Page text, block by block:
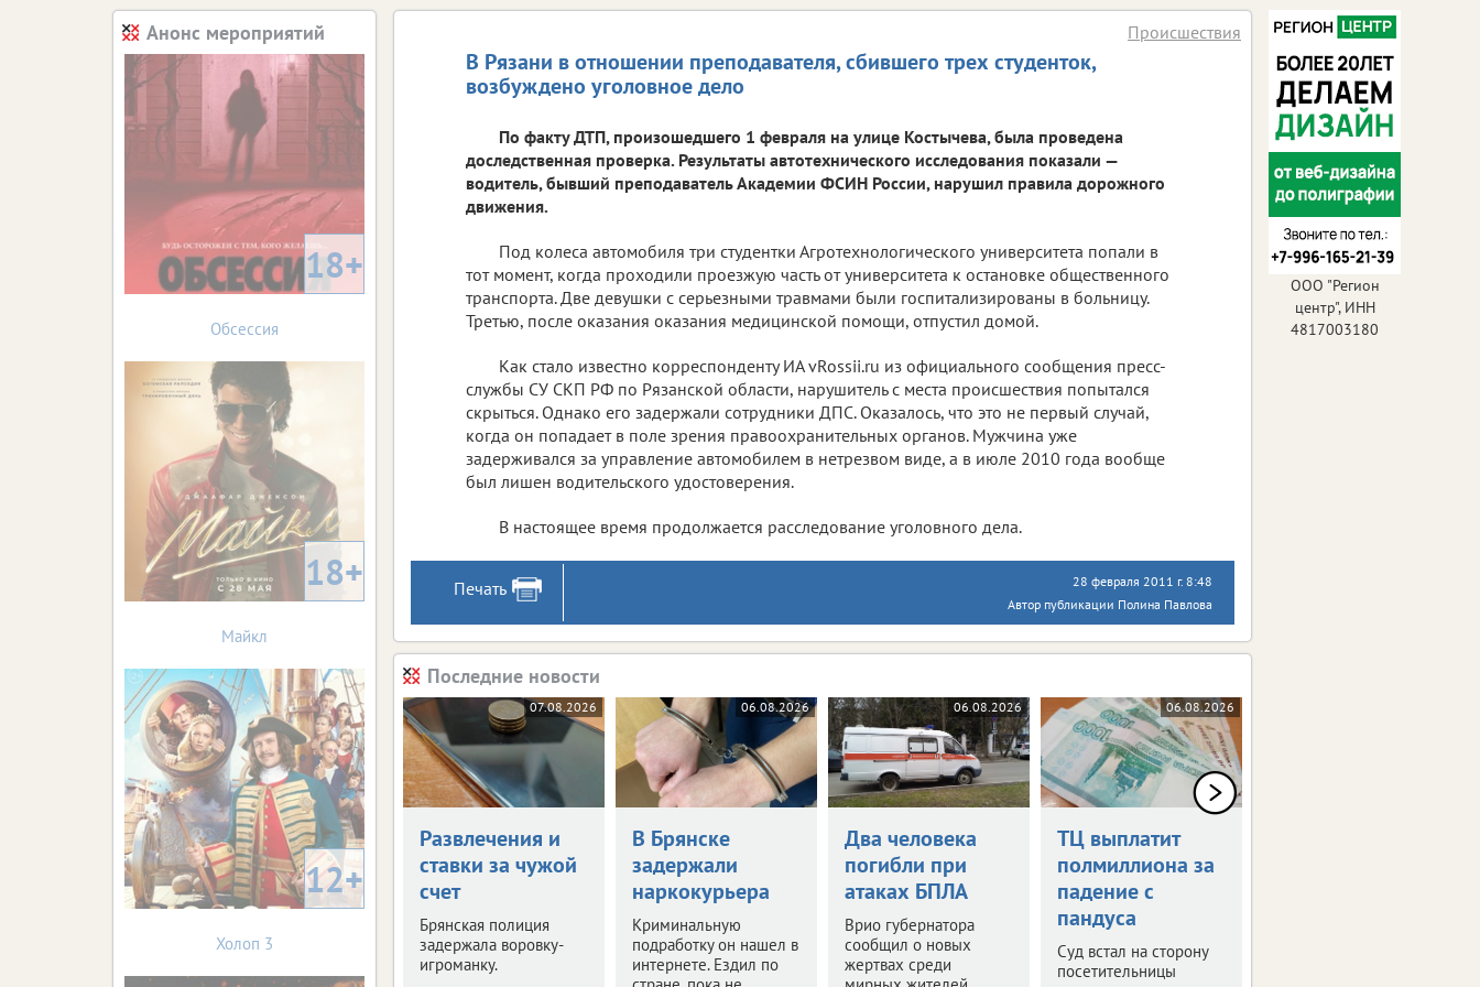
В Рязани в отношении преподавателя, сбившего трех студенток,
возбуждено уголовное дело
Происшествия
По факту ДТП, произошедшего 1 февраля на улице Костычева, была проведена
доследственная проверка. Результаты автотехнического исследования показали —
водитель, бывший преподаватель Академии ФСИН России, нарушил правила дорожного
движения.
Под колеса автомобиля три студентки Агротехнологического университета попали в
тот момент, когда проходили проезжую часть от университета к остановке общественного
транспорта. Две девушки с серьезными травмами были госпитализированы в больницу.
Третью, после оказания оказания медицинской помощи, отпустил домой.
Как стало известно корреспонденту ИА vRossii.ru из официального сообщения пресс-
службы СУ СКП РФ по Рязанской области, нарушитель с места происшествия попытался
скрыться. Однако его задержали сотрудники ДПС. Оказалось, что это не первый случай,
когда он попадает в поле зрения правоохранительных органов. Мужчина уже
задерживался за управление автомобилем в нетрезвом виде, а в июле 2010 года вообще
был лишен водительского удостоверения.
В настоящее время продолжается расследование уголовного дела.
Печать
28 февраля 2011 г. 8:48
Автор публикации Полина Павлова
Последние новости
07.08.2026
Развлечения и
ставки за чужой
счет
Брянская полиция
задержала воровку-
игроманку.
06.08.2026
В Брянске
задержали
наркокурьера
Криминальную
подработку он нашел в
интернете. Ездил по
06.08.2026
Два человека
погибли при
атаках БПЛА
Врио губернатора
сообщил о новых
жертвах среди
06.08.2026
ТЦ выплатит
полмиллиона за
падение с
пандуса
Суд встал на сторону
посетительницы
Анонс мероприятий
18+
Обсессия
18+
Майкл
12+
Холоп 3
ООО "Регион
центр", ИНН
4817003180